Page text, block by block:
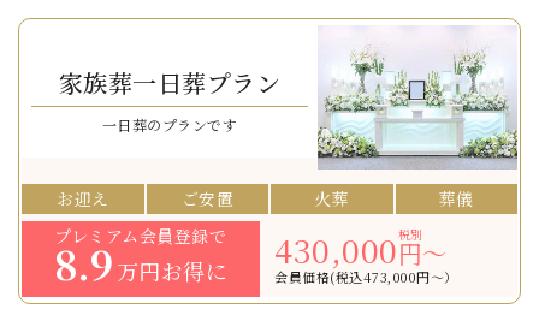
家族葬一日葬プラン
一日葬のプランです
お迎え ご安置 火葬
葬儀
プレミアム会員登録で
8.9万円お得に 430,000税別
円〜
会員価格(税込473,000円〜）